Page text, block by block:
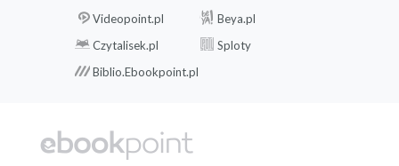
Videopoint.pl
Beya.pl
Czytalisek.pl
Sploty
Biblio.Ebookpoint.pl